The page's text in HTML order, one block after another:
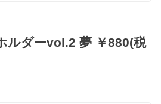
ルダーvol.2 夢 ￥880(税